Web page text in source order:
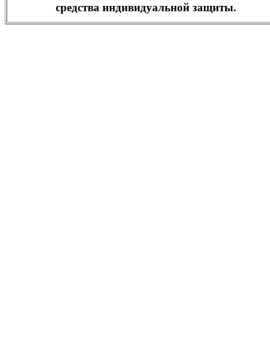
средства индивидуальной защиты.